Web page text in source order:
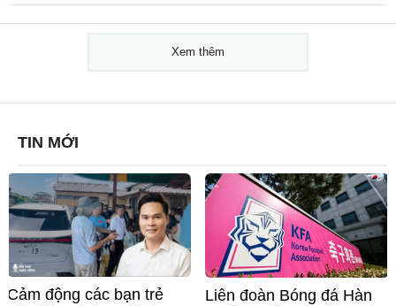
Xem thêm
TIN MỚI
Cảm động các bạn trẻ
Liên đoàn Bóng đá Hàn